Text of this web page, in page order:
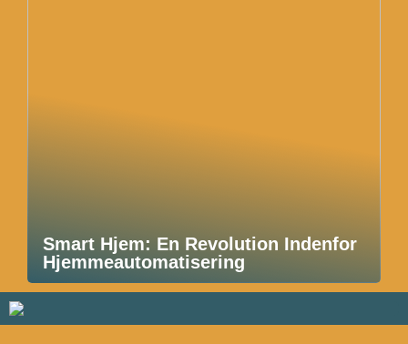
Smart Hjem: En Revolution Indenfor
Hjemmeautomatisering